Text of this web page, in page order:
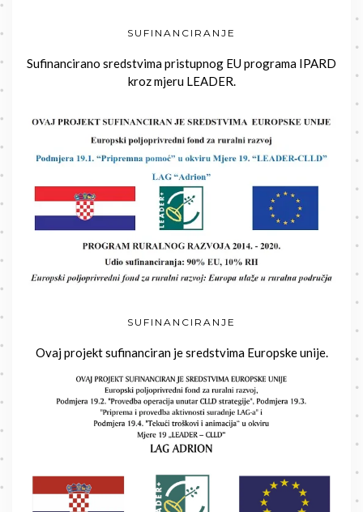
SUFINANCIRANJE
Sufinancirano sredstvima pristupnog EU programa IPARD
kroz mjeru LEADER.
SUFINANCIRANJE
Ovaj projekt sufinanciran je sredstvima Europske unije.